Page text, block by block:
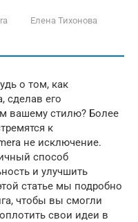
Елена Тихонова
о том, как
сделав его
вашему стилю? Более
к
не исключение.
способ
и улучшить
статье мы подробно
чтобы вы смогли
свои идеи в